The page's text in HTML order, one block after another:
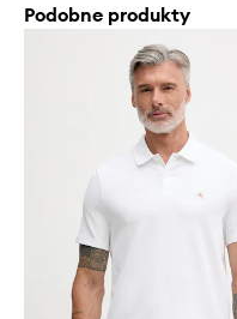
Podobne produkty